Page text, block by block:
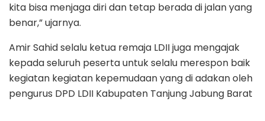
kita bisa menjaga diri dan tetap berada di jalan yang
benar,” ujarnya.
Amir Sahid selalu ketua remaja LDII juga mengajak
kepada seluruh peserta untuk selalu merespon baik
kegiatan kegiatan kepemudaan yang di adakan oleh
pengurus DPD LDII Kabupaten Tanjung Jabung Barat